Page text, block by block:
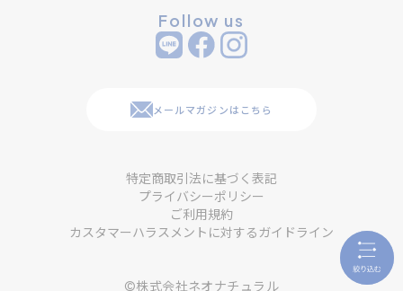
Follow us
メールマガジンはこちら
特定商取引法に基づく表記
プライバシーポリシー
ご利用規約
カスタマーハラスメントに対するガイドライン
©株式会社ネオナチュラル